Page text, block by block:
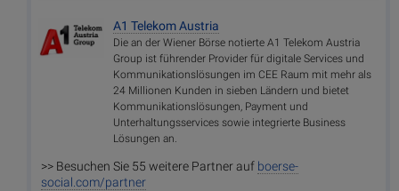
A1 Telekom Austria
Die an der Wiener Börse notierte A1 Telekom Austria
Group ist führender Provider für digitale Services und
Kommunikationslösungen im CEE Raum mit mehr als
24 Millionen Kunden in sieben Ländern und bietet
Kommunikationslösungen, Payment und
Unterhaltungsservices sowie integrierte Business
Lösungen an.
>> Besuchen Sie 55 weitere Partner auf boerse-
social.com/partner